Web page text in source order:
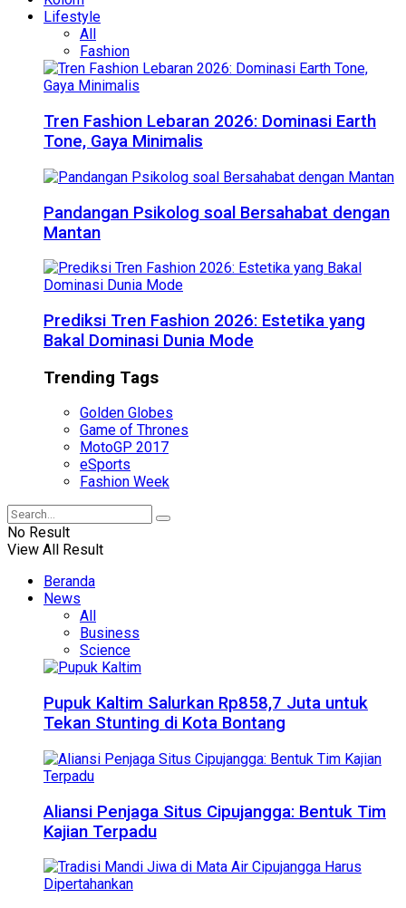
Lifestyle
All
Fashion
Tren Fashion Lebaran 2026: Dominasi Earth
Tone, Gaya Minimalis
Pandangan Psikolog soal Bersahabat dengan
Mantan
Prediksi Tren Fashion 2026: Estetika yang
Bakal Dominasi Dunia Mode
Trending Tags
Golden Globes
Game of Thrones
MotoGP 2017
eSports
Fashion Week
No Result
View All Result
Beranda
News
All
Business
Science
Pupuk Kaltim Salurkan Rp858,7 Juta untuk
Tekan Stunting di Kota Bontang
Aliansi Penjaga Situs Cipujangga: Bentuk Tim
Kajian Terpadu